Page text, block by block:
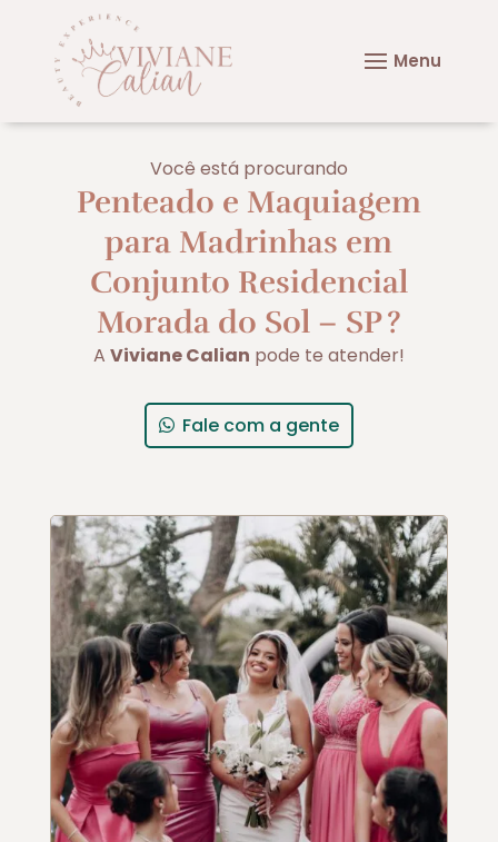
Você está procurando
Penteado e Maquiagem
para Madrinhas em
Conjunto Residencial
Morada do Sol – SP?
A Viviane Calian pode te atender!
Fale com a gente